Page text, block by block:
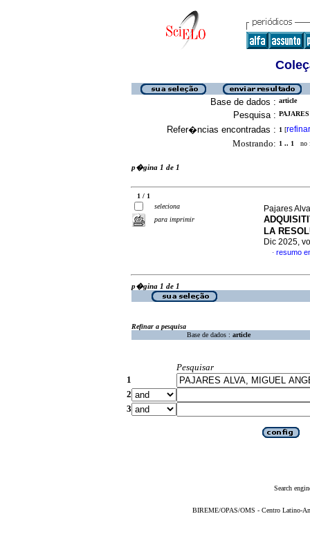
Base de dados : article
Pesquisa :
Refer�ncias encontradas : 1 [refinar
Mostrando: 1 .. 1 no
p�gina 1 de 1
1 / 1
seleciona
para imprimir
Pajares
LA
Dic 2025,
· resumo
p�gina 1 de 1
Refinar a pesquisa
Base de dados : article
Pesquisar
1
2
3
Search
BIREME/OPAS/OMS - Centro Latino-